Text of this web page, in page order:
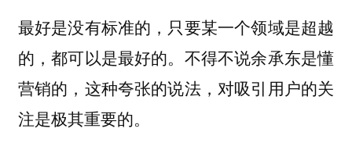
最好是没有标准的，只要某一个领域是超越
的，都可以是最好的。不得不说余承东是懂
营销的，这种夸张的说法，对吸引用户的关
注是极其重要的。